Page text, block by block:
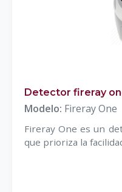
Detector fireray
Modelo: Fireray One
Fireray One es un
que prioriza la